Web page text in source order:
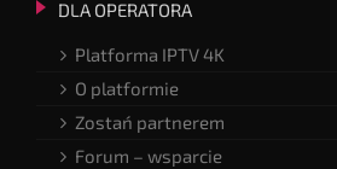
DLA OPERATORA
Platforma IPTV 4K
O platformie
Zostań partnerem
Forum – wsparcie